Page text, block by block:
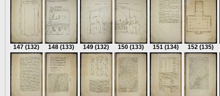
147 (132) 148 (133) 149 (132) 150 (133) 151 (134) 152 (135)